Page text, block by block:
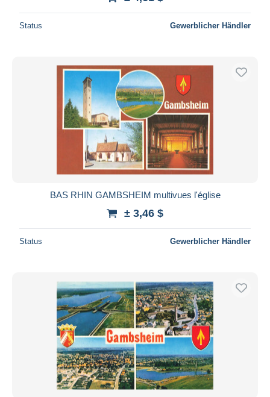
Status Gewerblicher Händler
BAS RHIN GAMBSHEIM multivues l'église
± 3,46 $
Status Gewerblicher Händler